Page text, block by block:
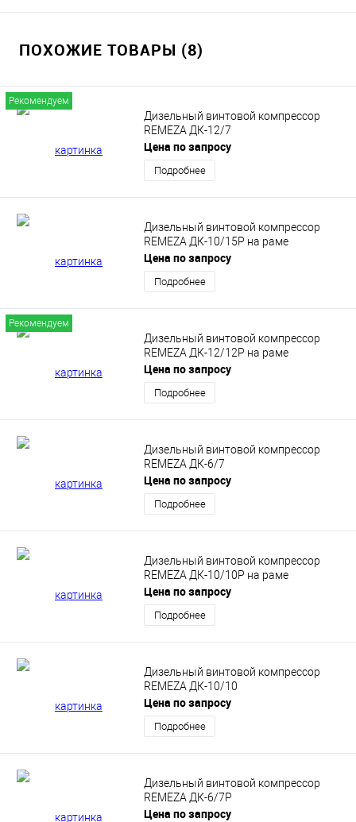
ПОХОЖИЕ ТОВАРЫ (8)
Рекомендуем
Дизельный винтовой компрессор
REMEZA ДК-12/7
Цена по запросу
Подробнее
Дизельный винтовой компрессор
REMEZA ДК-10/15Р на раме
Цена по запросу
Подробнее
Рекомендуем
Дизельный винтовой компрессор
REMEZA ДК-12/12Р на раме
Цена по запросу
Подробнее
Дизельный винтовой компрессор
REMEZA ДК-6/7
Цена по запросу
Подробнее
Дизельный винтовой компрессор
REMEZA ДК-10/10Р на раме
Цена по запросу
Подробнее
Дизельный винтовой компрессор
REMEZA ДК-10/10
Цена по запросу
Подробнее
Дизельный винтовой компрессор
REMEZA ДК-6/7Р
Цена по запросу